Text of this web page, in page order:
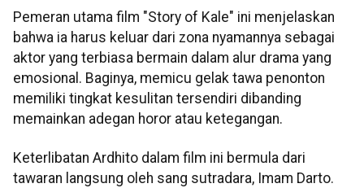
Pemeran utama film "Story of Kale" ini menjelaskan
bahwa ia harus keluar dari zona nyamannya sebagai
aktor yang terbiasa bermain dalam alur drama yang
emosional. Baginya, memicu gelak tawa penonton
memiliki tingkat kesulitan tersendiri dibanding
memainkan adegan horor atau ketegangan.
Keterlibatan Ardhito dalam film ini bermula dari
tawaran langsung oleh sang sutradara, Imam Darto.